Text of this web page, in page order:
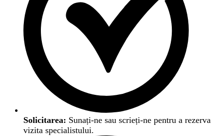
Solicitarea: Sunați-ne sau scrieți-ne pentru a rezerva
vizita specialistului.